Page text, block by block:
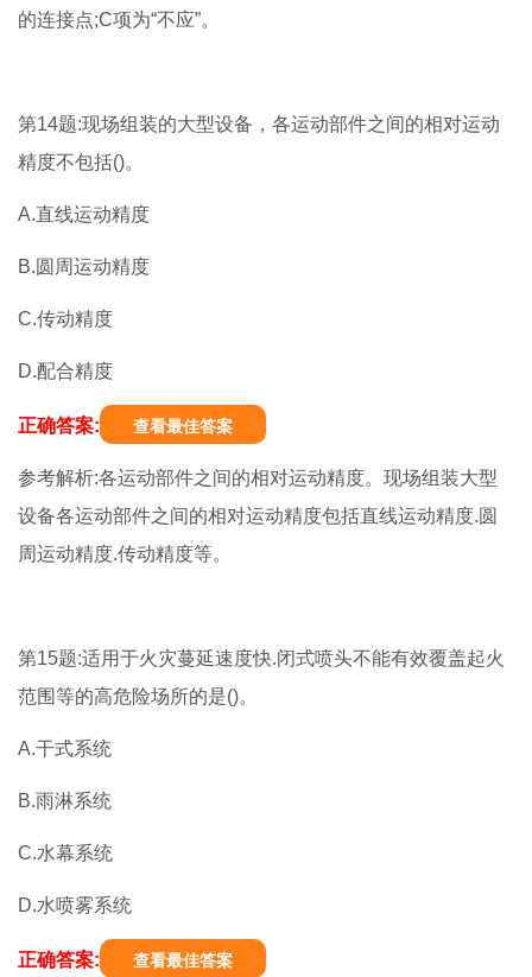
的连接点;C项为“不应”。
第14题:现场组装的大型设备，各运动部件之间的相对运动
精度不包括()。
A.直线运动精度
B.圆周运动精度
C.传动精度
D.配合精度
正确答案: 查看最佳答案
参考解析:各运动部件之间的相对运动精度。现场组装大型
设备各运动部件之间的相对运动精度包括直线运动精度.圆
周运动精度.传动精度等。
第15题:适用于火灾蔓延速度快.闭式喷头不能有效覆盖起火
范围等的高危险场所的是()。
A.干式系统
B.雨淋系统
C.水幕系统
D.水喷雾系统
正确答案: 查看最佳答案